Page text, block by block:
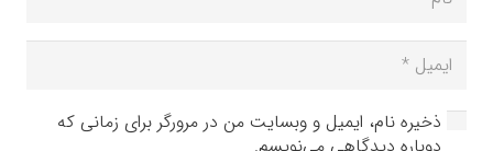
ذخیره نام، ایمیل و وبسایت من در مرورگر برای زمانی که